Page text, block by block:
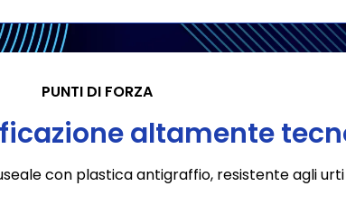
PUNTI DI FORZA
altamente
con plastica antigraffio, resistente agli